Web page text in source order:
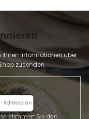
Ihnen Informationen über
zusenden.